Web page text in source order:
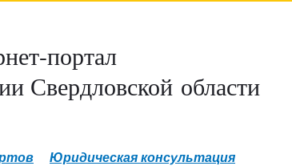
портал
Свердловской области
Юридическая консультация